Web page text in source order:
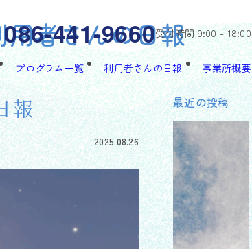
086-441-9660受付時間 9:00 - 18:00
プログラム一覧 利用者さんの日報 事業所概要
用者さんの日報
報
2025.08.26
最近の投稿